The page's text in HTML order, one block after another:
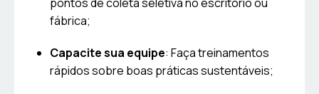
fábrica;
Capacite sua equipe: Faça treinamentos
rápidos sobre boas práticas sustentáveis;